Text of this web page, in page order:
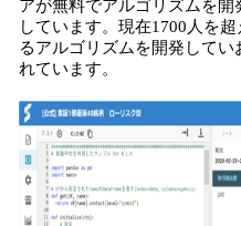
アが無料でアルゴリズムを
しています。現在1700人を
るアルゴリズムを開発して
れています。